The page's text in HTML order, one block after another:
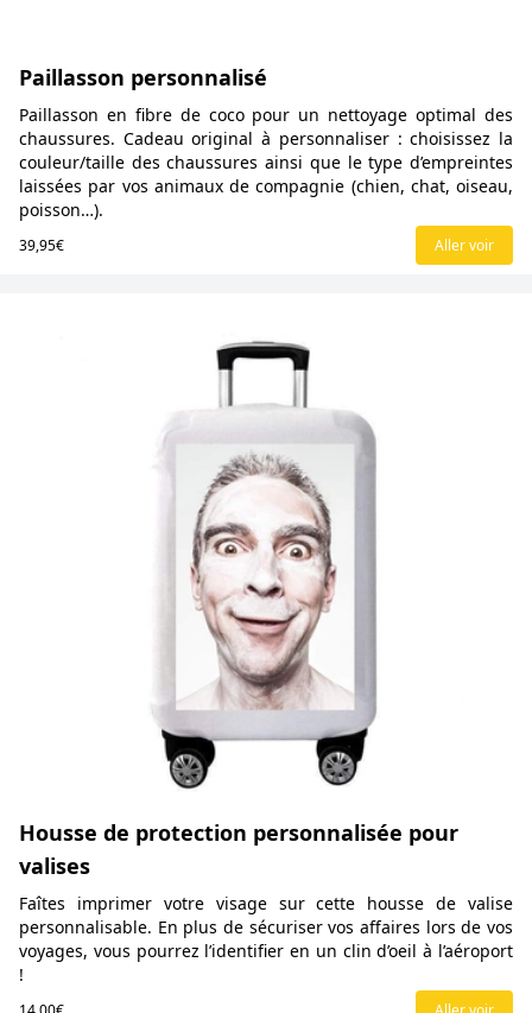
Paillasson personnalisé
Paillasson en fibre de coco pour un nettoyage optimal des
chaussures. Cadeau original à personnaliser : choisissez la
couleur/taille des chaussures ainsi que le type d’empreintes
laissées par vos animaux de compagnie (chien, chat, oiseau,
poisson…).
39,95€ Aller voir
Housse de protection personnalisée pour
valises
Faîtes imprimer votre visage sur cette housse de valise
personnalisable. En plus de sécuriser vos affaires lors de vos
voyages, vous pourrez l’identifier en un clin d’oeil à l’aéroport
!